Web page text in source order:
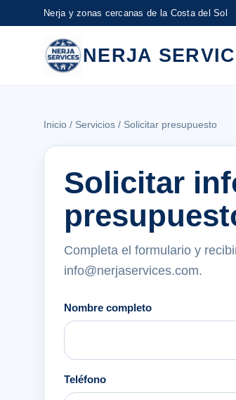
Nerja y zonas cercanas de la Costa del Sol
NERJA
Inicio / Servicios / Solicitar presupuesto
Solicitar
Completa el formulario y
info@nerjaservices.com.
Nombre completo
Teléfono